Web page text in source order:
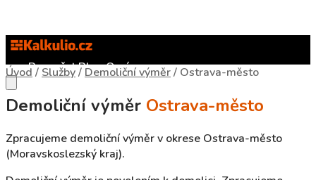
RozpočetBlogO nás
Úvod / Služby/ Demoliční výměr/ Ostrava-město
Demoliční výměr Ostrava-město
Zpracujeme demoliční výměr v okrese Ostrava-město
(Moravskoslezský kraj).